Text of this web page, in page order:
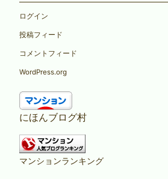
ログイン
投稿フィード
コメントフィード
WordPress.org
にほんブログ村
マンションランキング